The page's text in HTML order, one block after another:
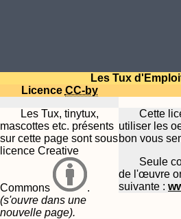
Les Tux
Licence CC-by
Les Tux, tinytux,
mascottes etc. présents
sur cette page sont sous
licence Creative
Commons
.
(s'ouvre dans une
nouvelle page).
Cette
utiliser les
bon vous
Seule
de l'œuvre
suivante :